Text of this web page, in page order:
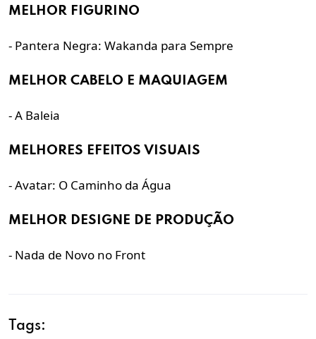
MELHOR FIGURINO
- Pantera Negra: Wakanda para Sempre
MELHOR CABELO E MAQUIAGEM
- A Baleia
MELHORES EFEITOS VISUAIS
- Avatar: O Caminho da Água
MELHOR DESIGNE DE PRODUÇÃO
- Nada de Novo no Front
Tags: